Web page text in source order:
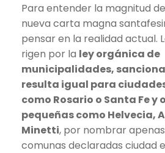
Para entender la magnitud
nueva carta magna
pensar en la realidad actual.
rigen por la ley orgánica de
municipalidades,
resulta igual para
como Rosario o Santa Fe y
pequeñas como Helvecia,
Minetti, por nombrar
comunas declaradas ciudad